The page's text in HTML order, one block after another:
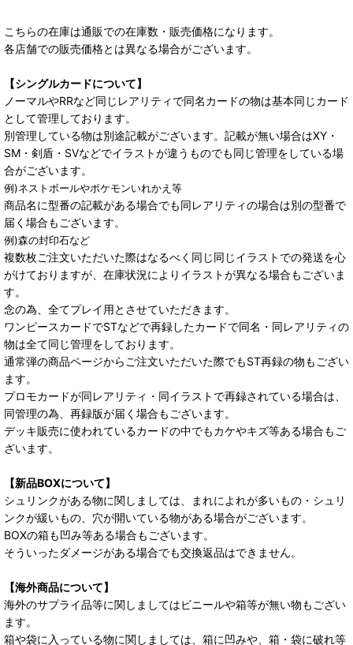
こちらの在庫は通販での在庫数・販売価格になります。
各店舗での販売価格とは異なる場合がございます。
【シングルカードについて】
ノーマルやRRなど同じレアリティで同名カードの物は基本同じカード
として管理しております。
別管理している物は別途記載がございます。記載が無い場合はXY・
SM・剣盾・SVなどでイラストが違うものでも同じ管理をしている場
合がございます。
例)ネストボールやポケモンいれかえ等
商品名に型番の記載がある場合でも同レアリティの場合は別の型番で
届く場合もございます。
例)森の封印石など
複数枚ご注文いただいた際はなるべく同じ同じイラストでの発送を心
がけておりますが、在庫状況によりイラストが異なる場合もございま
す。
念の為、全てプレイ用とさせていただきます。
ワンピースカードでSTなどで再録したカードで同名・同レアリティの
物は全て同じ管理をしております。
通常弾の商品ページからご注文いただいた際でもST再録の物もござい
ます。
プロモカードが同レアリティ・同イラストで再録されている場合は、
同管理の為、再録版が届く場合もございます。
デッキ販売に使われているカードの中でもカケやキズ等ある場合もご
ざいます。
【新品BOXについて】
シュリンクがある物に関しましては、まれによれが多いもの・シュリ
ンクが緩いもの、穴が開いている物がある場合がございます。
BOXの箱も凹み等ある場合もございます。
そういったダメージがある場合でも交換返品はできません。
【海外商品について】
海外のサプライ品等に関しましてはビニールや箱等が無い物もござい
ます。
箱や袋に入っている物に関しましては、箱に凹みや、箱・袋に破れ等